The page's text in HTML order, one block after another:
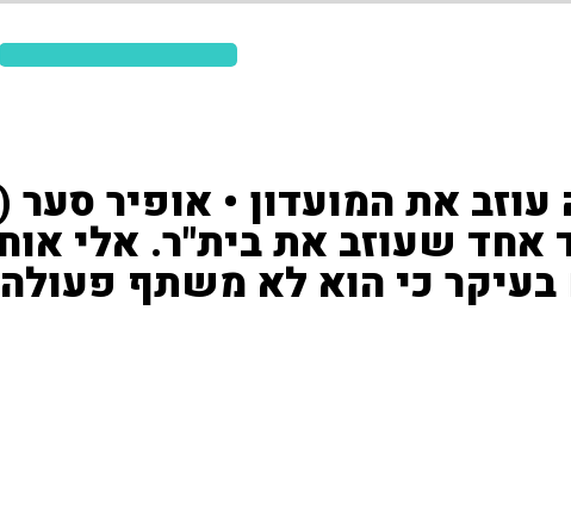
עוזב את המועדון • אופיר סער
אחד שעוזב את בית"ר. אלי
כי הוא לא משתף